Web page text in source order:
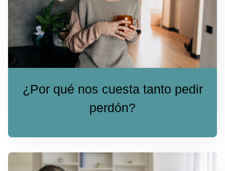
¿Por qué nos cuesta tanto pedir
perdón?